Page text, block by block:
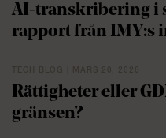
AI-transkribering i
rapport från IMY:s
Rättigheter eller
gränsen?